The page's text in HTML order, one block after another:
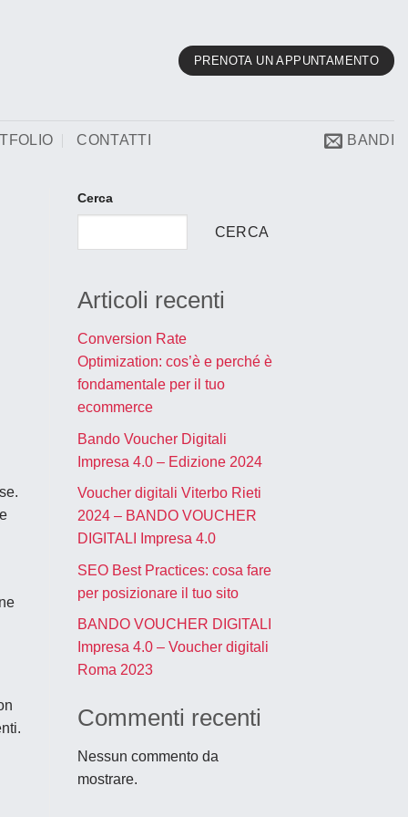
PRENOTA UN APPUNTAMENTO
CONTATTI BANDI
Cerca
CERCA
Articoli recenti
Conversion Rate
Optimization: cos’è e perché è
fondamentale per il tuo
ecommerce
Bando Voucher Digitali
Impresa 4.0 – Edizione 2024
Voucher digitali Viterbo Rieti
2024 – BANDO VOUCHER
DIGITALI Impresa 4.0
SEO Best Practices: cosa fare
per posizionare il tuo sito
BANDO VOUCHER DIGITALI
Impresa 4.0 – Voucher digitali
Roma 2023
Commenti recenti
Nessun commento da
mostrare.